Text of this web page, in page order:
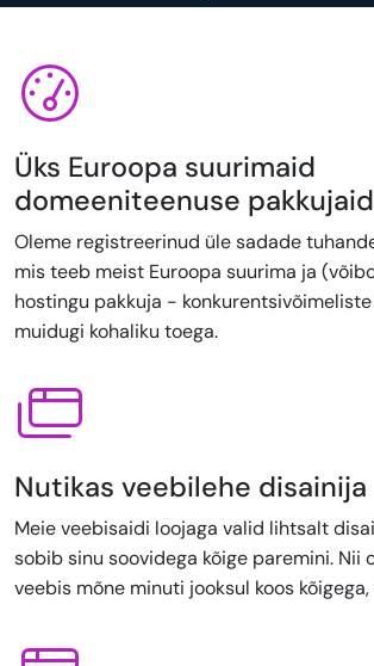
Üks Euroopa suurimaid
domeeniteenuse pakkujaid
Oleme registreerinud üle sadade
mis teeb meist Euroopa suurima ja
hostingu pakkuja -
muidugi kohaliku toega.
Nutikas veebilehe disainija
Meie veebisaidi loojaga valid lihtsalt
sobib sinu soovidega kõige paremini. Nii
veebis mõne minuti jooksul koos